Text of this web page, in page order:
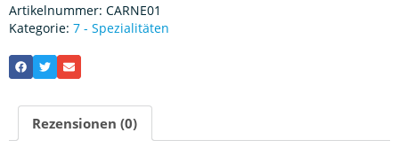
Artikelnummer: CARNE01
Kategorie: 7 - Spezialitäten
Rezensionen (0)